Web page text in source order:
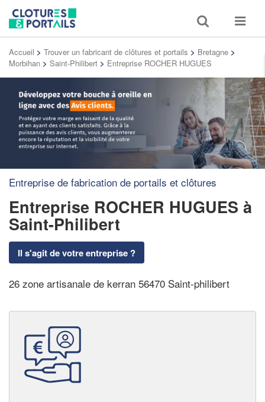
Toggle
search
Toggle
Accueil > Trouver un fabricant de clôtures et portails > Bretagne >
Morbihan > Saint-Philibert > Entreprise ROCHER HUGUES
Entreprise de fabrication de portails et clôtures
Entreprise ROCHER HUGUES à
Saint-Philibert
Il s'agit de votre entreprise ?
26 zone artisanale de kerran 56470 Saint-philibert